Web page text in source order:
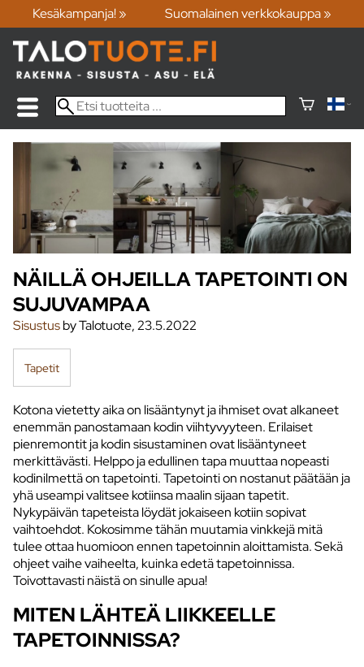
Kesäkampanja! » Suomalainen verkkokauppa »
NÄILLÄ OHJEILLA TAPETOINTI ON
SUJUVAMPAA
Sisustusby Talotuote, 23.5.2022
Tapetit
Kotona vietetty aika on lisääntynyt ja ihmiset ovat alkaneet
enemmän panostamaan kodin viihtyvyyteen. Erilaiset
pienremontit ja kodin sisustaminen ovat lisääntyneet
merkittävästi. Helppo ja edullinen tapa muuttaa nopeasti
kodinilmettä on tapetointi. Tapetointi on nostanut päätään ja
yhä useampi valitsee kotiinsa maalin sijaan tapetit.
Nykypäivän tapeteista löydät jokaiseen kotiin sopivat
vaihtoehdot. Kokosimme tähän muutamia vinkkejä mitä
tulee ottaa huomioon ennen tapetoinnin aloittamista. Sekä
ohjeet vaihe vaiheelta, kuinka edetä tapetoinnissa.
Toivottavasti näistä on sinulle apua!
MITEN LÄHTEÄ LIIKKEELLE
TAPETOINNISSA?